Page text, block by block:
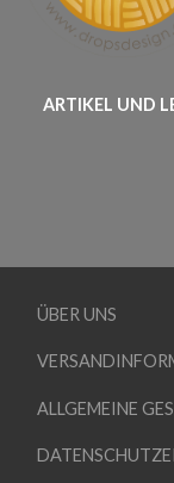
ARTIKEL UND
ÜBER UNS
ALLGEMEINE